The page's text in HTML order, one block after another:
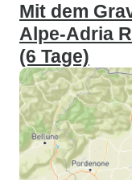
Mit dem
Alpe-Adria
(6 Tage)